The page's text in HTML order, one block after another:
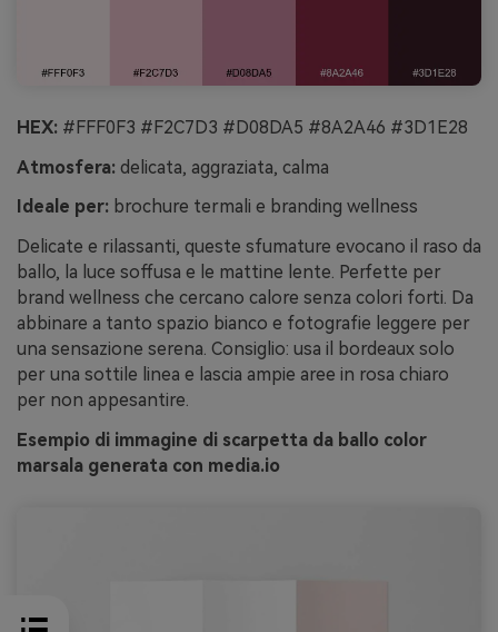
HEX: #FFF0F3 #F2C7D3 #D08DA5 #8A2A46 #3D1E28
Atmosfera: delicata, aggraziata, calma
Ideale per: brochure termali e branding wellness
Delicate e rilassanti, queste sfumature evocano il raso da
ballo, la luce soffusa e le mattine lente. Perfette per
brand wellness che cercano calore senza colori forti. Da
abbinare a tanto spazio bianco e fotografie leggere per
una sensazione serena. Consiglio: usa il bordeaux solo
per una sottile linea e lascia ampie aree in rosa chiaro
per non appesantire.
Esempio di immagine di scarpetta da ballo color
marsala generata con media.io